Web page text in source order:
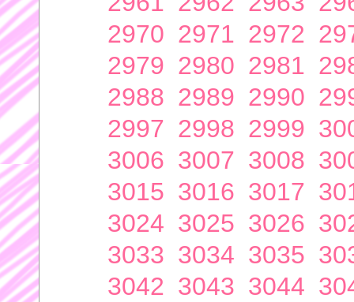
2970 2971 2972
2979 2980 2981
2988 2989 2990
2997 2998 2999
3006 3007 3008
3015 3016 3017
3024 3025 3026
3033 3034 3035
3042 3043 3044